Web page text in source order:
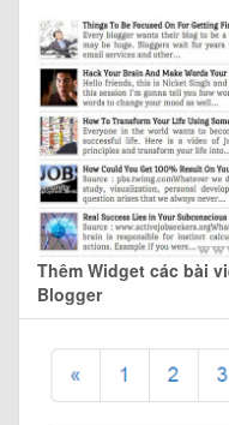
Thêm Widget các bài
Blogger